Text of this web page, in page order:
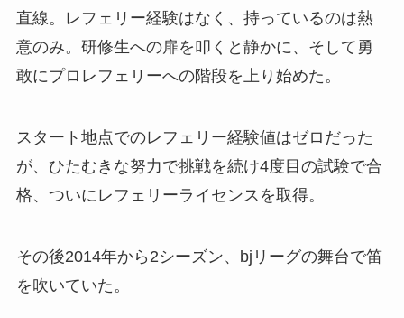
直線。レフェリー経験はなく、持っているのは熱
意のみ。研修生への扉を叩くと静かに、そして勇
敢にプロレフェリーへの階段を上り始めた。
スタート地点でのレフェリー経験値はゼロだった
が、ひたむきな努力で挑戦を続け4度目の試験で合
格、ついにレフェリーライセンスを取得。
その後2014年から2シーズン、bjリーグの舞台で笛
を吹いていた。